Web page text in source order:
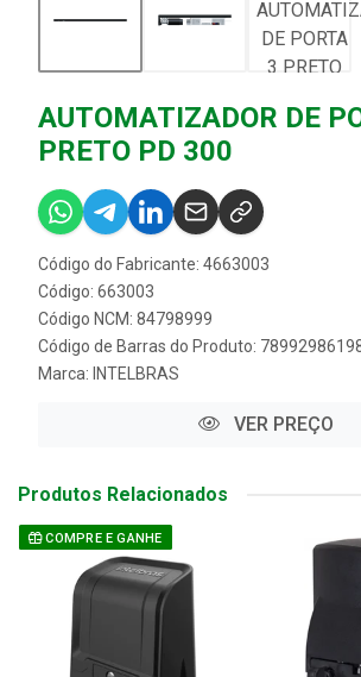
AUTOMATIZADOR DE
PRETO PD 300
Código do Fabricante: 4663003
Código: 663003
Código NCM: 84798999
Código de Barras do Produto:
Marca: INTELBRAS
VER PREÇO
Produtos Relacionados
COMPRE E GANHE